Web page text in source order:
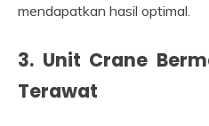
mendapatkan hasil optimal.
3. Unit Crane
Terawat